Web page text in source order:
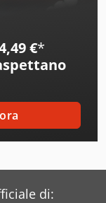
€*
di: